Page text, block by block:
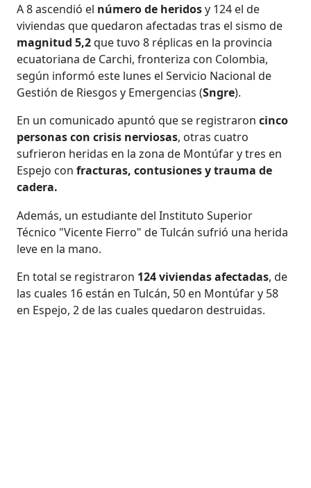
A 8 ascendió el número de heridosy 124 el de
viviendas que quedaron afectadas tras el sismo de
magnitud 5,2que tuvo 8 réplicas en la provincia
ecuatoriana de Carchi, fronteriza con Colombia,
según informó este lunes el Servicio Nacional de
Gestión de Riesgos y Emergencias (Sngre).
En un comunicado apuntó que se registraroncinco
personas con crisis nerviosas, otras cuatro
sufrieron heridas en la zona de Montúfar y tres en
Espejo confracturas, contusiones y trauma de
cadera.
Además, un estudiante del Instituto Superior
Técnico "Vicente Fierro" de Tulcán sufrió una herida
leve en la mano.
En total se registraron 124 viviendas afectadas, de
las cuales 16 están en Tulcán, 50 en Montúfar y 58
en Espejo, 2 de las cuales quedaron destruidas.